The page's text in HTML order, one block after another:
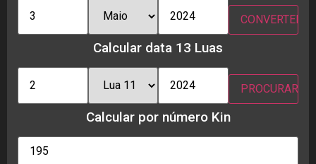
Calcular data 13 Luas
Calcular por número Kin